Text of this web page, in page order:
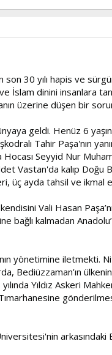
son 30 yılı hapis ve
İslam dinini insanlara
üzerine düşen bir
geldi. Henüz 6
Tahir Paşa'nın
Hocası Seyyid Nur
Vastan'da kalıp Doğu
üç ayda tahsil ve ikmal
Vali Hasan
bağlı kalmadan
yönetimine iletmekti.
Bediüzzaman’ın
Yıldız Askeri
arkasındaki